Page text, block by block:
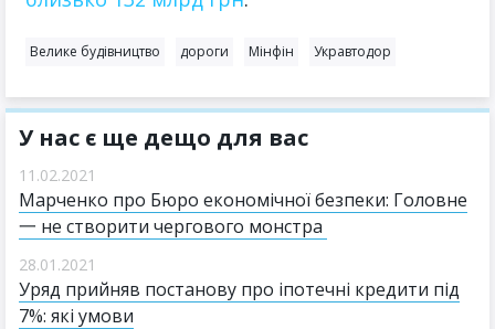
Велике будівництво дороги Мінфін Укравтодор
У нас є ще дещо для вас
11.02.2021
Марченко про Бюро економічної безпеки: Головне
一 не створити чергового монстра
28.01.2021
Уряд прийняв постанову про іпотечні кредити під
7%: які умови